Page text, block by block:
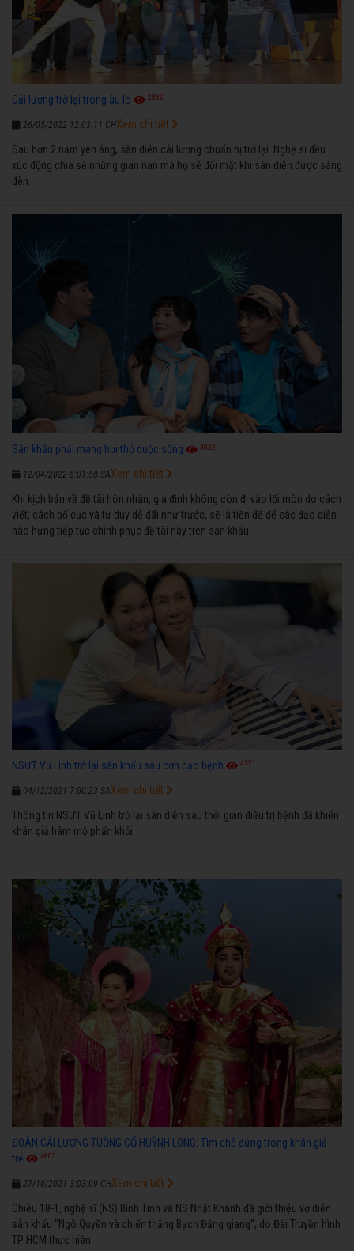
Cải lương trở lại trong âu lo 2882
26/05/2022 12:03:11 CH
Sau hơn 2 năm yên ắng, sàn diễn cải lương chuẩn bị trở lại. Nghệ sĩ đều
xúc động chia sẻ những gian nan mà họ sẽ đối mặt khi sàn diễn được sáng
đèn
Xem chi tiết
Sân khấu phải mang hơi thở cuộc sống 3032
12/04/2022 8:01:58 SA
Khi kịch bản về đề tài hôn nhân, gia đình không còn đi vào lối mòn do cách
viết, cách bố cục và tư duy dễ dãi như trước, sẽ là tiền đề để các đạo diễn
hào hứng tiếp tục chinh phục đề tài này trên sân khấu
Xem chi tiết
NSƯT Vũ Linh trở lại sân khấu sau cơn bạo bệnh 4121
04/12/2021 7:00:23 SA
Thông tin NSƯT Vũ Linh trở lại sàn diễn sau thời gian điều trị bệnh đã khiến
khán giả hâm mộ phấn khởi.
Xem chi tiết
ĐOÀN CẢI LƯƠNG TUỒNG CỔ HUỲNH LONG: Tìm chỗ đứng trong khán giả
trẻ
4805
27/10/2021 3:03:09 CH
Chiều 18-1, nghệ sĩ (NS) Bình Tinh và NS Nhật Khánh đã giới thiệu vở diễn
sân khấu "Ngô Quyền và chiến thắng Bạch Đằng giang", do Đài Truyền hình
TP HCM thực hiện.
Xem chi tiết